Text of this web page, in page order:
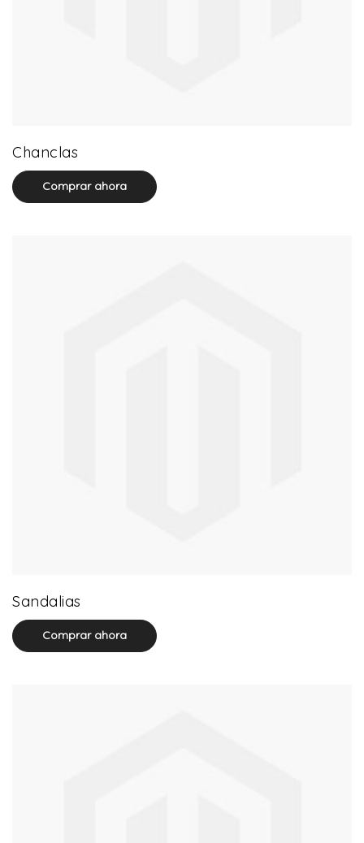
Chanclas
Comprar ahora
Sandalias
Comprar ahora